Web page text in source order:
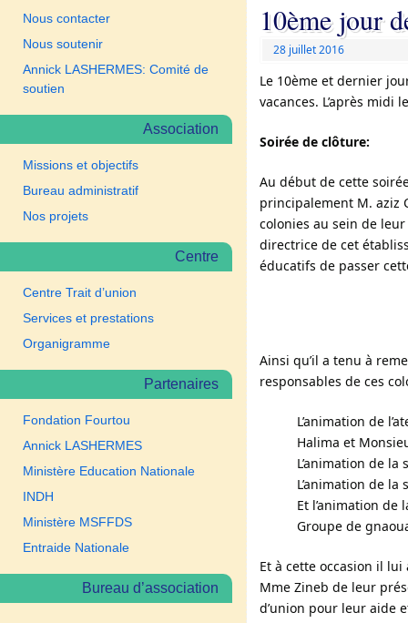
10ème jour
28 juillet 2016
Le 10ème et dernier
vacances. L’après
Soirée de clôture:
Au début de cette
principalement M. aziz
colonies au sein de
directrice de cet
éducatifs de passer
Ainsi qu’il a tenu à
responsables de ces
L’animation de
Halima et
L’animation de
L’animation de
Et l’animation
Groupe de
Et à cette occasion il
Mme Zineb de leur
d’union pour leur aide
Nous contacter
Nous soutenir
Annick LASHERMES: Comité de
soutien
Association
Missions et objectifs
Bureau administratif
Nos projets
Centre
Centre Trait d’union
Services et prestations
Organigramme
Partenaires
Fondation Fourtou
Annick LASHERMES
Ministère Education Nationale
INDH
Ministère MSFFDS
Entraide Nationale
Bureau d’association